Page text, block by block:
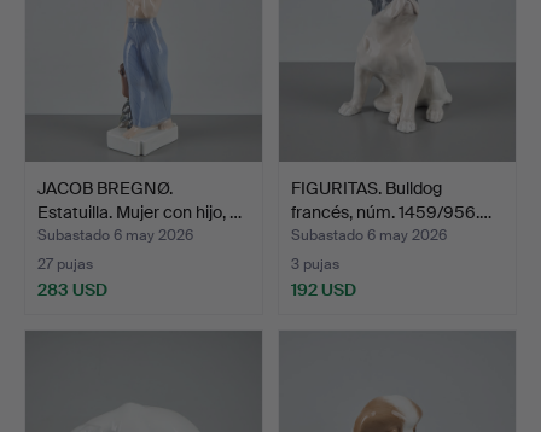
JACOB BREGNØ.
Estatuilla. Mujer con hijo, …
Subastado 6 may 2026
27 pujas
283 USD
FIGURITAS. Bulldog
francés, núm. 1459/956.…
Subastado 6 may 2026
3 pujas
192 USD